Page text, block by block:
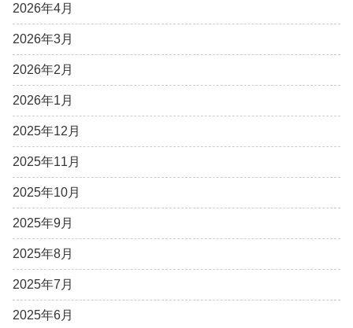
2026年4月
2026年3月
2026年2月
2026年1月
2025年12月
2025年11月
2025年10月
2025年9月
2025年8月
2025年7月
2025年6月